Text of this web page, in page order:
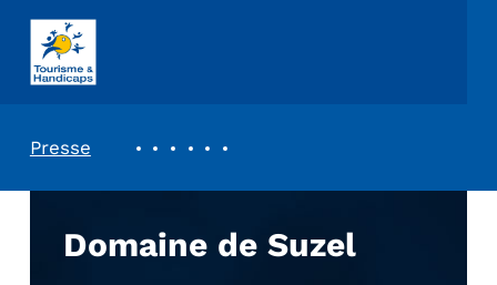
ASSOCIATION TOURISME ET HANDICAPS
Presse
Domaine de Suzel